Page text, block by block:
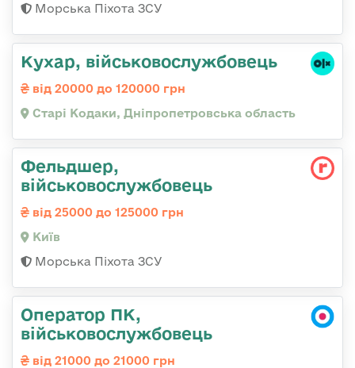
Морська Піхота ЗСУ
Кухар, військовослужбовець
від 20000 до 120000 грн
Старі Кодаки, Дніпропетровська область
Фельдшер,
військовослужбовець
від 25000 до 125000 грн
Київ
Морська Піхота ЗСУ
Оператор ПК,
військовослужбовець
від 21000 до 21000 грн